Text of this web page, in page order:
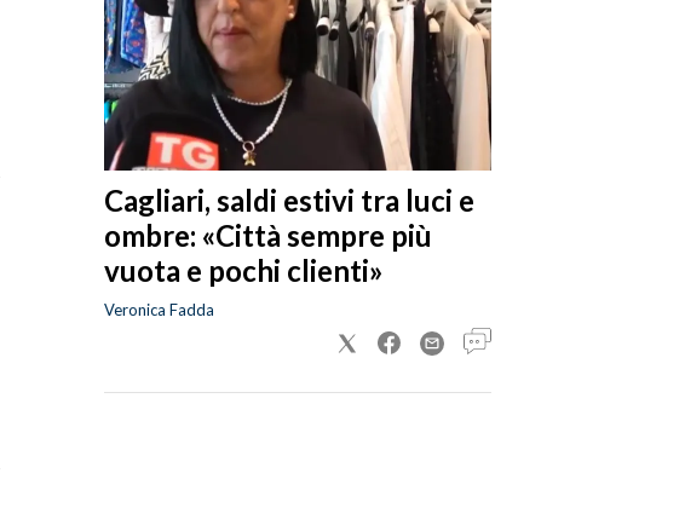
Cagliari, saldi estivi tra luci e
ombre: «Città sempre più
vuota e pochi clienti»
Veronica Fadda